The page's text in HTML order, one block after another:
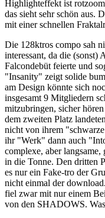
Highlighteffekt ist
das sieht sehr schön aus.
mit einer schnellen
Die 128ktros compo sah
interessant, da die
Falcondebüt feierte und
"Insanity" zeigt solide
am Design könnte sich
insgesamt 9 Mitgliedern
mitzubringen, sicher
dem zweiten Platz
nicht von ihrem
ihr "Werk" dann auch
complexe, aber
in die Tonne. Den dritten
es nur ein Fake-tro der
nicht einmal der
fiel zwar mit nur einem
von den SHADOWS.